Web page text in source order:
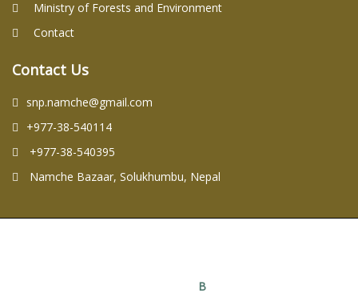
Ministry of Forests and Environment
Contact
Contact Us
snp.namche@gmail.com
+977-38-540114
+977-38-540395
Namche Bazaar, Solukhumbu, Nepal
Bigo